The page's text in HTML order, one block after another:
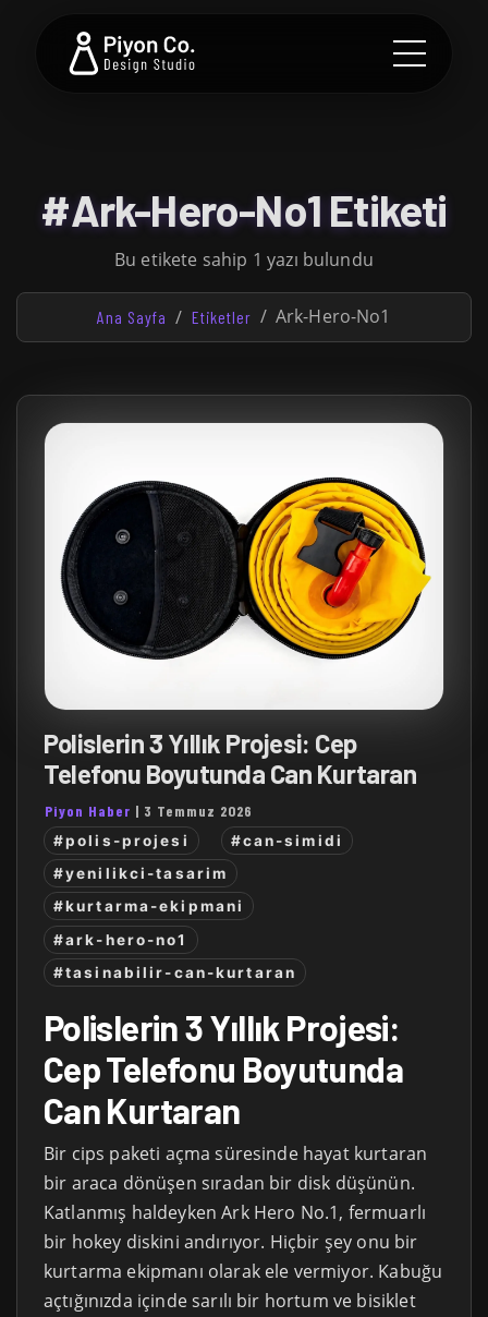
#Ark-Hero-No1 Etiketi
Bu etikete sahip 1 yazı bulundu
Ana Sayfa Etiketler Ark-Hero-No1
Polislerin 3 Yıllık Projesi: Cep
Telefonu Boyutunda Can Kurtaran
Piyon Haber | 3 Temmuz 2026
#polis-projesi
#can-simidi
#yenilikci-tasarim
#kurtarma-ekipmani
#ark-hero-no1
#tasinabilir-can-kurtaran
Polislerin 3 Yıllık Projesi:
Cep Telefonu Boyutunda
Can Kurtaran
Bir cips paketi açma süresinde hayat kurtaran
bir araca dönüşen sıradan bir disk düşünün.
Katlanmış haldeyken Ark Hero No.1, fermuarlı
bir hokey diskini andırıyor. Hiçbir şey onu bir
kurtarma ekipmanı olarak ele vermiyor. Kabuğu
açtığınızda içinde sarılı bir hortum ve bisiklet